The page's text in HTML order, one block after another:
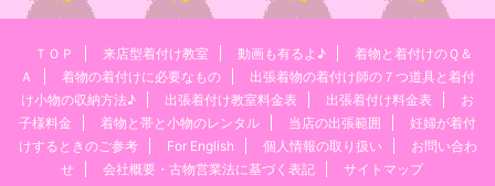
ＴＯＰ 来店型着付け教室 動画も有るよ♪
着物と着付けのＱ＆
Ａ
着物の着付けに必要なもの
出張着物の着付け師の７つ道具と着付
け小物の収納方法♪
出張着付け教室料金表 出張着付け料金表
お
子様料金
着物と帯と小物のレンタル 当店の出張範囲
妊婦が着付
けするときのご参考
For English 個人情報の取り扱い
お問い合わ
せ
会社概要・古物営業法に基づく表記 サイトマップ